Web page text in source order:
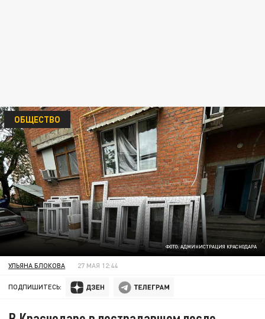
ФОТО: АДМИНИСТРАЦИЯ КРАСНОДАРА
ОБЩЕСТВО
УЛЬЯНА БЛОКОВА 27 МАЯ 12:44
ПОДПИШИТЕСЬ: